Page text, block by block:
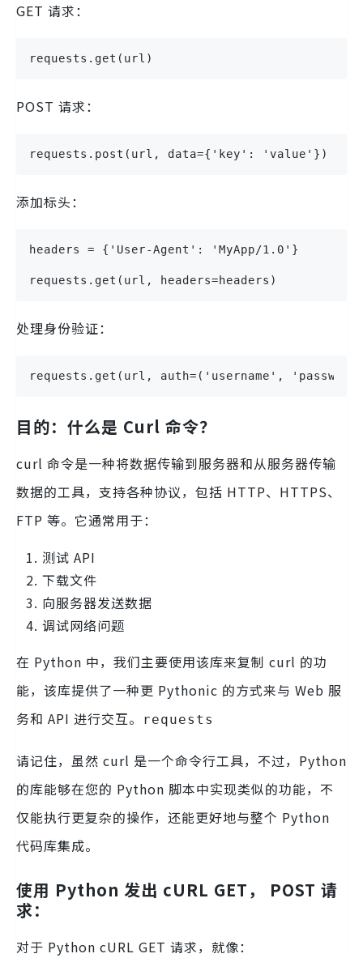
GET 请求：
requests.get(url)
POST 请求：
requests.post(url, data={'key': 'value'})
添加标头：
headers = {'User-Agent': 'MyApp/1.0'}
requests.get(url, headers=headers)
处理身份验证：
requests.get(url, auth=('username',
目的：什么是 Curl 命令？
curl 命令是一种将数据传输到服务器和从服务器传输
数据的工具，支持各种协议，包括 HTTP、HTTPS、
FTP 等。它通常用于：
测试 API
下载文件
向服务器发送数据
调试网络问题
在 Python 中，我们主要使用该库来复制 curl 的功
能，该库提供了一种更 Pythonic 的方式来与 Web 服
务和 API 进行交互。
requests
请记住，虽然 curl 是一个命令行工具，不过，Python
的库能够在您的 Python 脚本中实现类似的功能，不
仅能执行更复杂的操作，还能更好地与整个 Python
代码库集成。
使用 Python 发出 cURL GET， POST 请
求：
对于 Python cURL GET 请求，就像：